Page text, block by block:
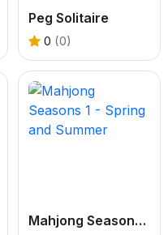
Peg Solitaire
0 (0)
Mahjong Seasons 1 - Spring and Summer